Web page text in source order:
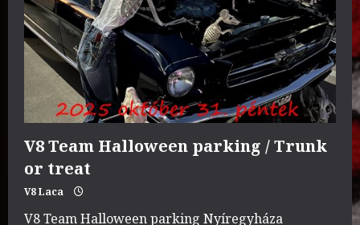
V8 Team Halloween parking / Trunk
or treat
V8 Laca
V8 Team Halloween parking Nyíregyháza